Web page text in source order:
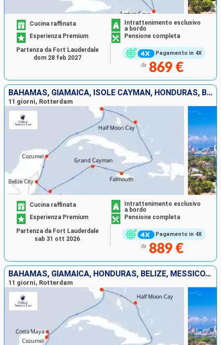
Pagamento in 4X
Cucina raffinata
Intrattenimento esclusivo
a bordo
Esperienza Premium
Pensione completa
da 869 €
Partenza da Fort Lauderdale
dom 28 feb 2027
BAHAMAS, GIAMAICA, ISOLE CAYMAN, HONDURAS, BELIZE, MESSICO, STATI UNITI
11 giorni, Rotterdam
Pagamento in 4X
Cucina raffinata
Intrattenimento esclusivo
a bordo
Esperienza Premium
Pensione completa
da 889 €
Partenza da Fort Lauderdale
sab 31 ott 2026
BAHAMAS, GIAMAICA, HONDURAS, BELIZE, MESSICO, STATI UNITI
11 giorni, Rotterdam